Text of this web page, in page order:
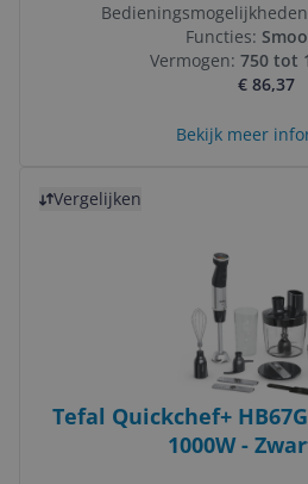
Functies:
Vermogen: 750 tot
€ 86,37
Bekijk meer
Vergelijken
Tefal Quickchef+
1000W -